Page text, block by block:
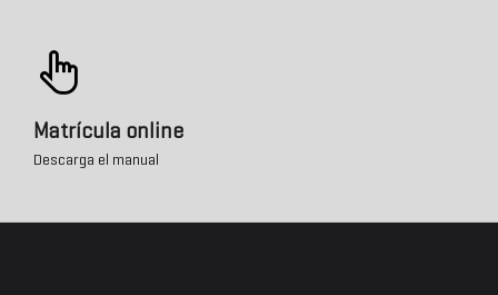
Matrícula online
Descarga el manual